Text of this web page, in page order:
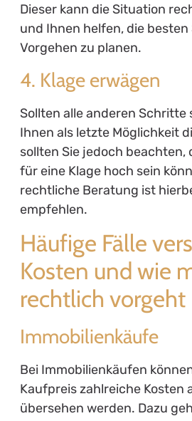
Dieser kann die Situation
und Ihnen helfen, die
Vorgehen zu planen.
4. Klage erwägen
Sollten alle anderen
Ihnen als letzte Möglichkeit
sollten Sie jedoch beachten,
für eine Klage hoch sein
rechtliche Beratung ist
empfehlen.
Häufige Fälle
Kosten und wie
rechtlich vorgeht
Immobilienkäufe
Bei Immobilienkäufen
Kaufpreis zahlreiche Kosten
übersehen werden. Dazu